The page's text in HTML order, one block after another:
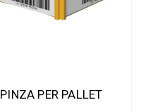
PINZA PER PALLET